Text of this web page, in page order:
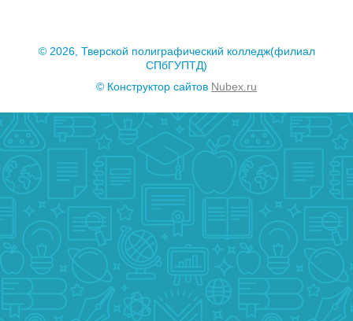
© 2026, Тверской полиграфический колледж(филиал
СПбГУПТД)
© Конструктор сайтов Nubex.ru